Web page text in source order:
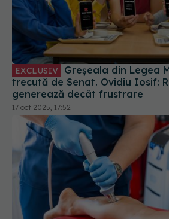
EXCLUSIV
trecută de Senat. Ovidiu Iosif:
generează decât frustrare
17 oct 2025, 17:52